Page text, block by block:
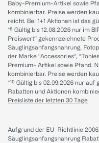
Baby-Premium-Artikel sowie
kombinierbar. Preise werden
reicht. Bei 1+1 Aktionen ist das
*⁸ Gültig bis 12.08.2026 nur im
Preiswert“ gekennzeichnete
Säuglingsanfangsnahrung,
der Marke “Accessories“,
Premium- Artikel sowie Pfand.
kombinierbar. Preise werden
*¹⁰ Gültig bis 02.09.2026 nur
Rabatten und Aktionen
Preisliste der letzten 30 Tage
Aufgrund der EU-Richtlinie
Säuglingsanfangsnahrung